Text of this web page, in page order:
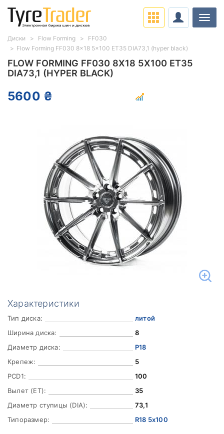
FLOW FORMING FF030 8X18 5X100 ET35
DIA73,1 (HYPER BLACK)
5600 ₴
Характеристики
Тип диска:
литой
Ширина диска:
8
Диаметр диска:
Р18
Крепеж:
5
PCD1:
100
Вылет (ET):
35
Диаметр ступицы (DIA):
73,1
Типоразмер:
R18 5x100
Диски Flow Forming
FF030
Flow Forming FF030 8x18 5x100 ET35 DIA73,1 (hyper black)